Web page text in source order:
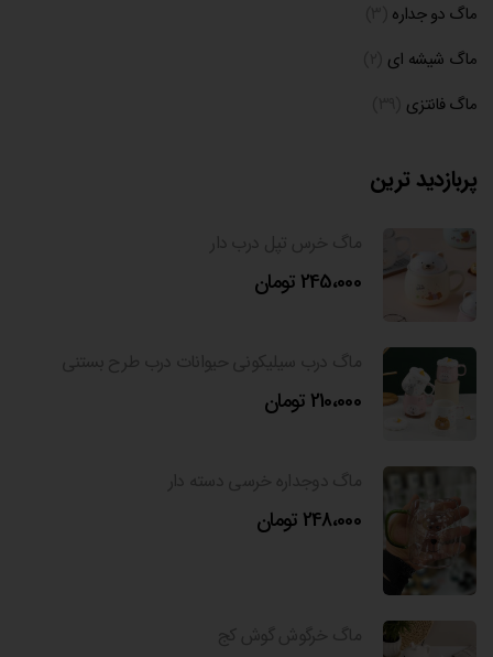
ماگ دو جداره
ماگ شیشه ای
ماگ فانتزی
پربازدید ترین
245،000 تومان
210،000 تومان
248،000 تومان